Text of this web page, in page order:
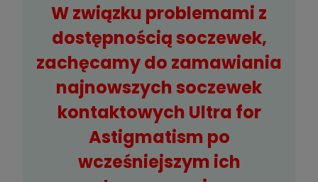
W związku problemami z
dostępnością soczewek,
zachęcamy do zamawiania
najnowszych soczewek
kontaktowych Ultra for
Astigmatism po
wcześniejszym ich